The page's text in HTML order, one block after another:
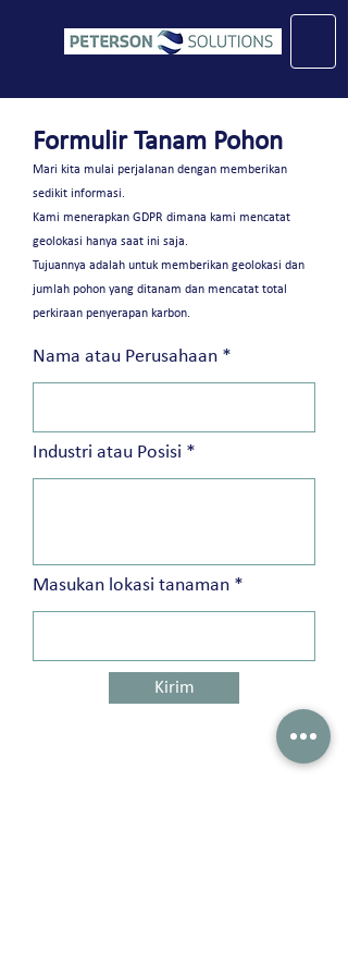
Formulir Tanam Pohon
Mari kita mulai perjalanan dengan memberikan
sedikit informasi.
Kami menerapkan GDPR dimana kami mencatat
geolokasi hanya saat ini saja.
Tujuannya adalah untuk memberikan geolokasi dan
jumlah pohon yang ditanam dan mencatat total
perkiraan penyerapan karbon.
Nama atau Perusahaan
Industri atau Posisi
Masukan lokasi tanaman
Kirim